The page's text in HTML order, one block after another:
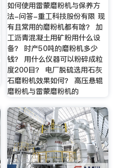
如何使用雷蒙磨粉机与保养方
法-问答-重工科技股份有限 现
有且常用的磨粉机都有啥？ 加
工沥青混凝土用矿粉用什么设
备？ 时产50吨的磨粉机多少
钱？ 用什么仪器可以粉碎成粒
度200目？ 电厂脱硫选用石灰
石磨粉机效果如何？ 高压悬辊
磨粉机与雷蒙磨粉机的